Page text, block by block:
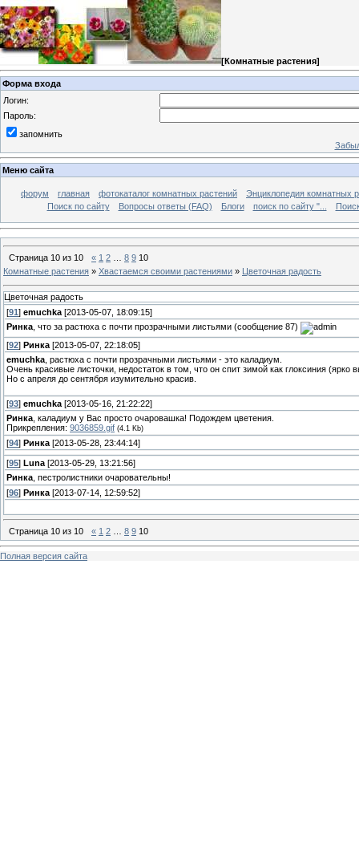
[Комнатные растения]
Форма входа
Логин:
Пароль:
запомнить
Меню сайта
форум главная фотокаталог комнатных растений
Энциклопедия комнатных
Поиск по сайту
Вопросы ответы (FAQ) Блоги поиск по сайту "...
Страница 10 из 10 « 1 2 8 9 10
Комнатные растения » Хвастаемся своими растениями » Цветочная радость
Цветочная радость
[91] emuchka [2013-05-07, 18:09:15]
Ринка, что за растюха с почти прозрачными листьями (сообщение 87)
[92] Ринка [2013-05-07, 22:18:05]
emuchka , растюха с почти прозрачными листьями - это каладиум.
Очень красивые листочки, недостаток в том, что он спит зимой как глоксиния (ярко
Но с апреля до сентября изумительно красив.
[93] emuchka [2013-05-16, 21:22:22]
Ринка , каладиум у Вас просто очаровашка! Подождем цветения.
Прикрепления: 9036859.gif (4.1 Kb)
[94] Ринка [2013-05-28, 23:44:14]
[95] Luna [2013-05-29, 13:21:56]
Ринка , пестролистники очаровательны!
[96] Ринка [2013-07-14, 12:59:52]
Страница 10 из 10 « 1 2 8 9 10
Полная версия сайта